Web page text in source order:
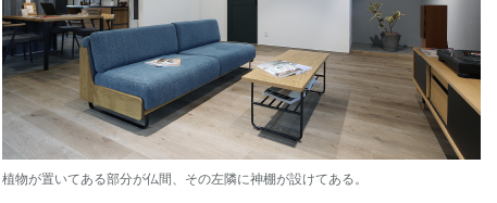
植物が置いてある部分が仏間、その左隣に神棚が設けてある。